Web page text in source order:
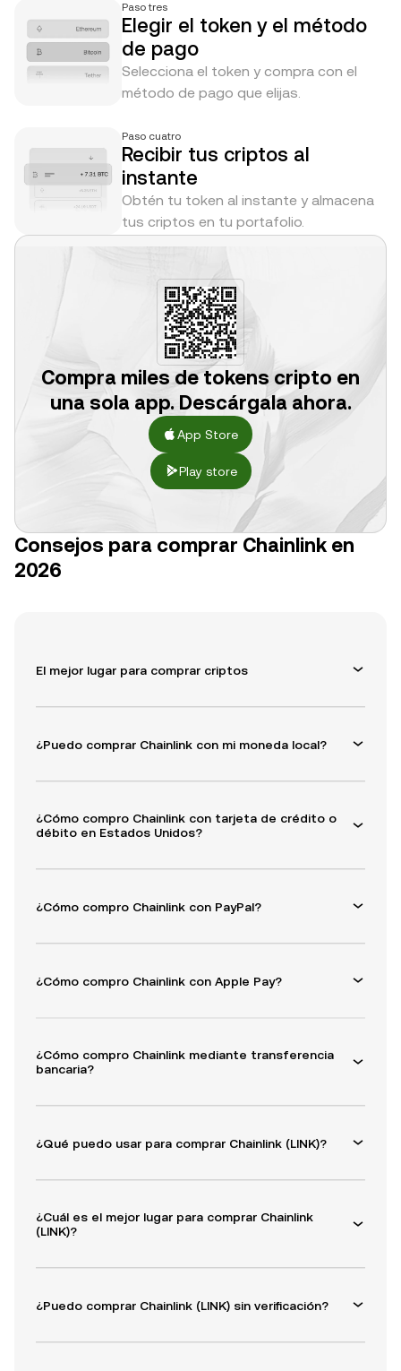
Paso tres
Elegir el token y el método
de pago
Selecciona el token y compra con el
método de pago que elijas.
Paso cuatro
Recibir tus criptos al
instante
Obtén tu token al instante y almacena
tus criptos en tu portafolio.
Compra miles de tokens cripto en
una sola app. Descárgala ahora.
App Store
Play store
Consejos para comprar Chainlink en
2026
El mejor lugar para comprar criptos
¿Puedo comprar Chainlink con mi moneda local?
¿Cómo compro Chainlink con tarjeta de crédito o
débito en Estados Unidos?
¿Cómo compro Chainlink con PayPal?
¿Cómo compro Chainlink con Apple Pay?
¿Cómo compro Chainlink mediante transferencia
bancaria?
¿Qué puedo usar para comprar Chainlink (LINK)?
¿Cuál es el mejor lugar para comprar Chainlink
(LINK)?
¿Puedo comprar Chainlink (LINK) sin verificación?